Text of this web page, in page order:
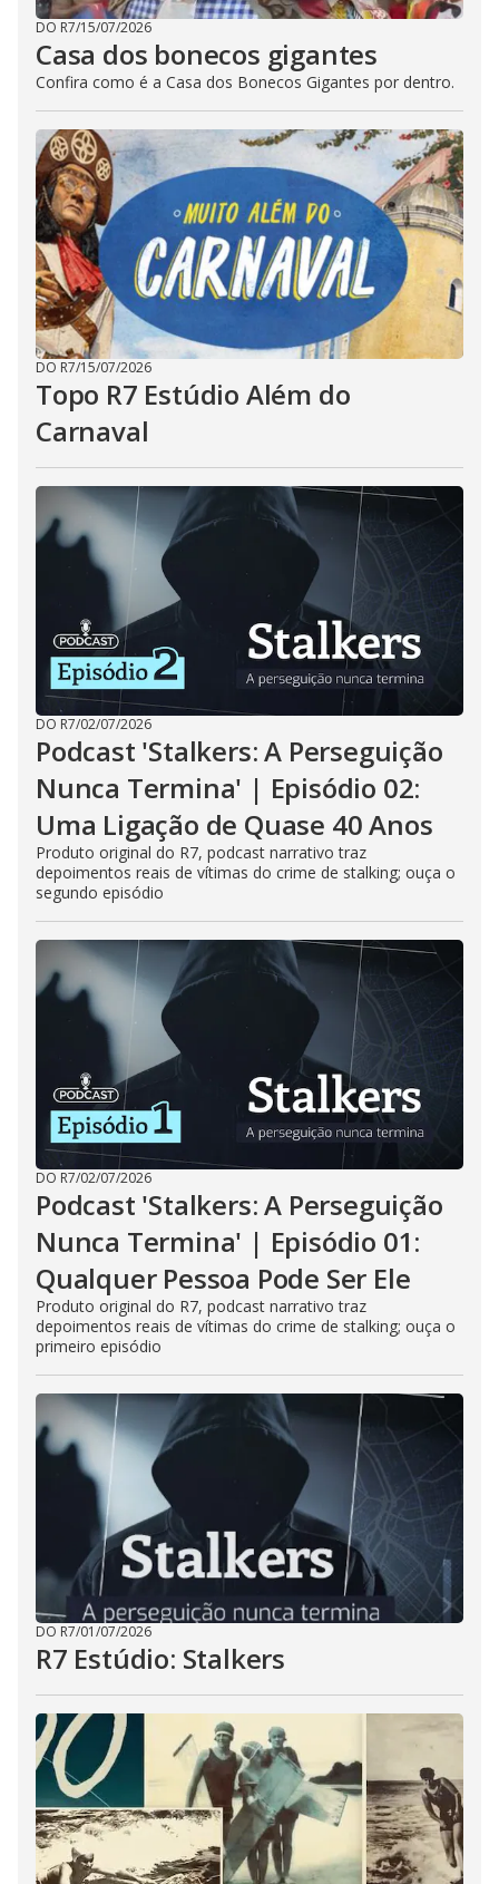
DO R7/15/07/2026
Casa dos bonecos gigantes
Confira como é a Casa dos Bonecos Gigantes por dentro.
DO R7/15/07/2026
Topo R7 Estúdio Além do
Carnaval
DO R7/02/07/2026
Podcast 'Stalkers: A Perseguição
Nunca Termina' | Episódio 02:
Uma Ligação de Quase 40 Anos
Produto original do R7, podcast narrativo traz
depoimentos reais de vítimas do crime de stalking; ouça o
segundo episódio
DO R7/02/07/2026
Podcast 'Stalkers: A Perseguição
Nunca Termina' | Episódio 01:
Qualquer Pessoa Pode Ser Ele
Produto original do R7, podcast narrativo traz
depoimentos reais de vítimas do crime de stalking; ouça o
primeiro episódio
DO R7/01/07/2026
R7 Estúdio: Stalkers